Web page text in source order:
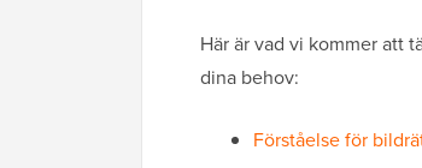
Här är vad vi kommer att
dina behov:
Förståelse för